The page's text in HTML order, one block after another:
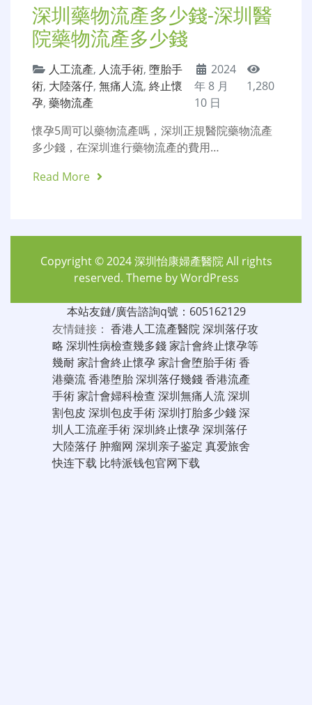
深圳藥物流產多少錢-深圳醫
院藥物流產多少錢
人工流產, 人流手術, 墮胎手
術, 大陸落仔, 無痛人流, 終止懷
孕, 藥物流產
2024
年 8 月
10 日
1,280
懷孕5周可以藥物流產嗎，深圳正規醫院藥物流產
多少錢，在深圳進行藥物流產的費用…
Read More
Copyright © 2024深圳怡康婦產醫院All rights
reserved. Theme byWordPress
本站友鏈/廣告諮詢q號：605162129
友情鏈接： 香港人工流產醫院深圳落仔攻
略 深圳性病檢查幾多錢家計會終止懷孕等
幾耐家計會終止懷孕家計會堕胎手術香
港藥流香港堕胎深圳落仔幾錢香港流產
手術家計會婦科檢查 深圳無痛人流深圳
割包皮 深圳包皮手術深圳打胎多少錢深
圳人工流産手術深圳終止懷孕深圳落仔
大陸落仔 肿瘤网 深圳亲子鉴定 真爱旅舍
快连下载 比特派钱包官网下载